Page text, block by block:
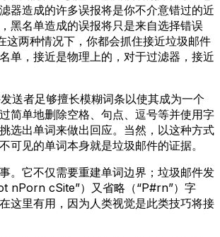
器造成的许多误报将是你不介意错过的近
黑名单造成的误报将只是来自选择错误
这两种情况下，你都会抓住接近垃圾邮件
单，接近是物理上的，对于过滤器，接近
送者足够擅长模糊词条以使其成为一个
简单地删除空格、句点、逗号等并使用字
选出单词来做出回应。当然，以这种方式
可见的单词本身就是垃圾邮件的证据。
。它不仅需要重建单词边界；垃圾邮件发
nPorn cSite”）又省略（“P#rn”）字
这里有用，因为人类视觉是此类技巧将接